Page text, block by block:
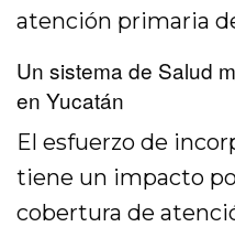
atención primaria
Un sistema de Salud
en Yucatán
El esfuerzo de
tiene un impacto
cobertura de